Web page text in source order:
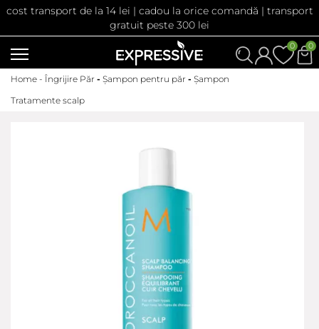
cost transport de la 14 lei | cadou la orice comandă | transport
gratuit peste 300 lei
0
0
Home - Îngrijire Păr - Șampon pentru păr - Șampon
Tratamente scalp